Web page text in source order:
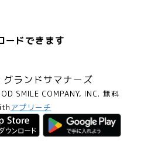
ードできます
グランドサマナーズ
SMILE COMPANY, INC. 無料
アプリーチ